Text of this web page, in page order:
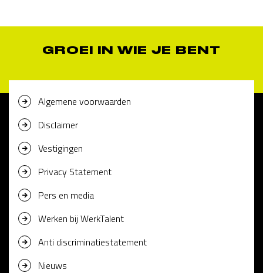
GROEI IN WIE JE BENT
Algemene voorwaarden
Disclaimer
Vestigingen
Privacy Statement
Pers en media
Werken bij WerkTalent
Anti discriminatiestatement
Nieuws